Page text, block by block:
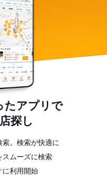
たアプリで
探し
。検索が快適に
スムーズに検索
に利用開始